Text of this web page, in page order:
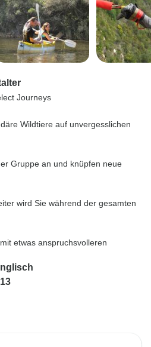
Journeys
Wildtiere auf unvergesslichen
Gruppe an und knüpfen neue
wird Sie während der gesamten
etwas anspruchsvolleren